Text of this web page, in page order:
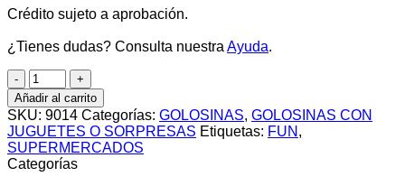
Crédito sujeto a aprobación.
¿Tienes dudas? Consulta nuestraAyuda.
C/U
CONFITERO
PEZ
JURASSIC
X25.5G
cantidad
Añadir al carrito
SKU: 9014 Categorías: GOLOSINAS, GOLOSINAS CON
JUGUETES O SORPRESAS Etiquetas: FUN ,
SUPERMERCADOS
Categorías